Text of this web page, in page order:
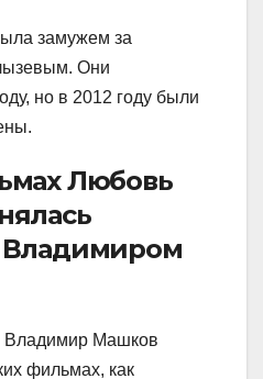
замужем за
Они
но в 2012 году были
Любовь
Владимиром
Владимир Машков
фильмах, как